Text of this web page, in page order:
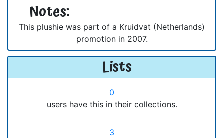
Notes:
This plushie was part of a Kruidvat (Netherlands)
promotion in 2007.
Lists
0
users have this in their collections.
3